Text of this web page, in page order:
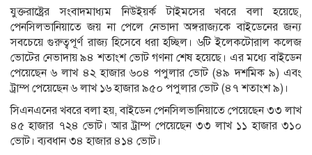
যুক্তরাষ্ট্রের সংবাদমাধ্যম নিউইয়র্ক টাইমসের খবরে বলা হয়েছে,
পেনসিলভানিয়াতে জয় না পেলে নেভাদা অঙ্গরাজ্যকে বাইডেনের জন্য
সবচেয়ে গুরুত্বপূর্ণ রাজ্য হিসেবে ধরা হচ্ছিল। ৬টি ইলেকটোরাল কলেজ
ভোটের নেভাদায় ৯৪ শতাংশ ভোট গণনা শেষ হয়েছে। এর মধ্যে বাইডেন
পেয়েছেন ৬ লাখ ৪২ হাজার ৬০৪ পপুলার ভোট (৪৯ দশমিক ৯) এবং
ট্রাম্প পেয়েছেন ৬ লাখ ১৬ হাজার ৯৫০ পপুলার ভোট (৪৭ শতাংশ ৯)।
সিএনএনের খবরে বলা হয়, বাইডেন পেনসিলভানিয়াতে পেয়েছেন ৩৩ লাখ
৪৫ হাজার ৭২৪ ভোট। আর ট্রাম্প পেয়েছেন ৩৩ লাখ ১১ হাজার ৩১০
ভোট। ব্যবধান ৩৪ হাজার ৪১৪ ভোট।